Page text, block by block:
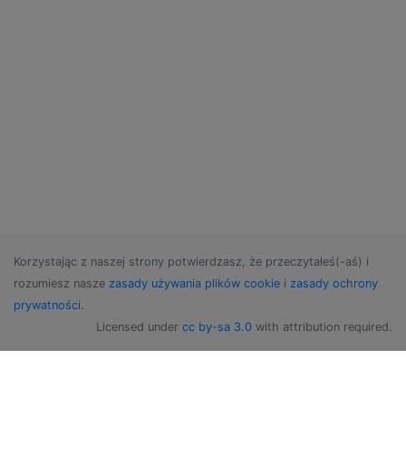
Korzystając z naszej strony potwierdzasz, że przeczytałeś(-aś) i
rozumiesz nasze zasady używania plików cookie i zasady ochrony
prywatności.
Licensed under cc by-sa 3.0 with attribution required.